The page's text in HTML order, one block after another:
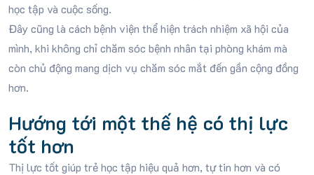
học tập và cuộc sống.
Đây cũng là cách bệnh viện thể hiện trách nhiệm xã hội của
mình, khi không chỉ chăm sóc bệnh nhân tại phòng khám mà
còn chủ động mang dịch vụ chăm sóc mắt đến gần cộng đồng
hơn.
Hướng tới một thế hệ có thị lực
tốt hơn
Thị lực tốt giúp trẻ học tập hiệu quả hơn, tự tin hơn và có